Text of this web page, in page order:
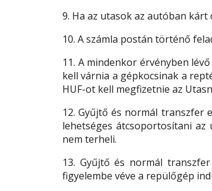
9. Ha az utasok az autóban
10. A számla postán történő
11. A mindenkor érvényben
kell várnia a gépkocsinak a
HUF-ot kell megfizetnie az
12. Gyűjtő és normál transzfer
lehetséges átcsoportosítani
nem terheli.
13. Gyűjtő és normál
figyelembe véve a repülőgép